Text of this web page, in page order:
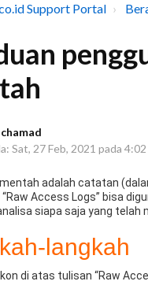
Support Portal
Sat, 27 Feb, 2021 pada
adalah catatan
“Raw Access Logs” bisa
siapa saja yang telah
langkah
di atas tulisan “Raw